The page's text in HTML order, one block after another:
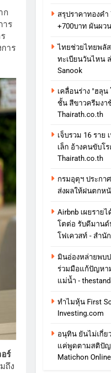
ก
าร
าร
ร์
ถึง
สรุปราคาทองค
+700บาท ผันผว
ไทยช่วยไทยพลัส
ทะเบียนวันไหน
Sanook
เคลื่อนร่าง "ฮลุ
ชั้น สีขาวครีมงา
Thairath.co.th
เจ็บรวม 16 ราย
เล็ก อ้างคนขับโ
Thairath.co.th
กรมอุตุฯ ประกา
ส่งผลให้ฝนตกหนั
Airbnb เผยราย
โตต่อ รับดีมานด์
โฟเควสท์ - สำนั
มินอ่องหล่ายพบ
ร่วมมือแก้ปัญหา
แม่น้ำ -
ทําไมหุ้น First
Investing.com
อนุทิน ยันไม่เกี่ย
แค่พูดตามสติปั
Matichon Online